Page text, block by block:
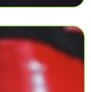
et la relaxation.